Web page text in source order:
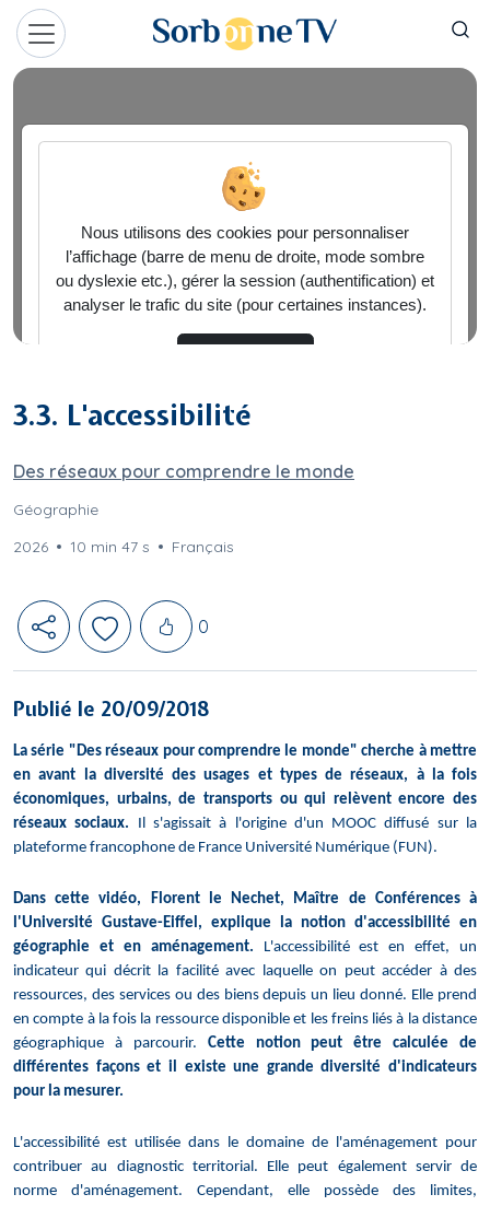
Aller au contenu principal
3.3. L'accessibilité
Des réseaux pour comprendre le monde
Géographie
2026
10 min 47 s Français
Likes
0
Publié le 20/09/2018
La série "Des réseaux pour comprendre le monde" cherche à mettre
en avant la diversité des usages et types de réseaux, à la fois
économiques, urbains, de transports ou qui relèvent encore des
réseaux sociaux. Il s'agissait à l'origine d'un MOOC diffusé sur la
plateforme francophone de France Université Numérique (FUN).
Dans cette vidéo, Florent le Nechet, Maître de Conférences à
l'Université Gustave-Eiffel, explique la notion d'accessibilité en
géographie et en aménagement. L'accessibilité est en effet, un
indicateur qui décrit la facilité avec laquelle on peut accéder à des
ressources, des services ou des biens depuis un lieu donné. Elle prend
en compte à la fois la ressource disponible et les freins liés à la distance
géographique à parcourir. Cette notion peut être calculée de
différentes façons et il existe une grande diversité d'indicateurs
pour la mesurer.
L'accessibilité est utilisée dans le domaine de l'aménagement pour
contribuer au diagnostic territorial. Elle peut également servir de
norme d'aménagement. Cependant, elle possède des limites,
Panneau de gestion des cookies